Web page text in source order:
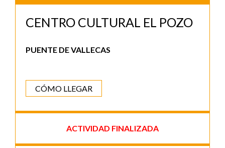
CENTRO CULTURAL EL POZO
PUENTE DE VALLECAS
CÓMO LLEGAR
ACTIVIDAD FINALIZADA